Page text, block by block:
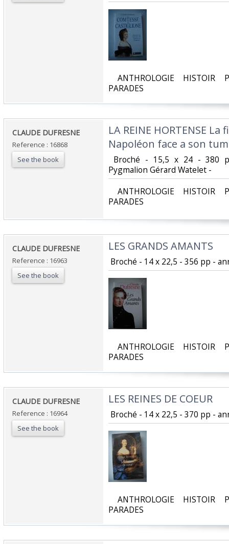
ANTHROLOGIE HISTOIR
PARADES‎
‎CLAUDE DUFRESNE ‎
Reference : 16868
See the book
‎LA REINE HORTENSE
Napoléon face a son
Broché - 15,5 x 24 - 380
Pygmalion Gérard Watelet - ‎
ANTHROLOGIE HISTOIR
PARADES‎
‎CLAUDE DUFRESNE‎
Reference : 16963
See the book
‎LES GRANDS AMANTS ‎
Broché - 14 x 22,5 - 356 pp -
ANTHROLOGIE HISTOIR
PARADES‎
‎CLAUDE DUFRESNE‎
Reference : 16964
See the book
‎LES REINES DE COEUR ‎
Broché - 14 x 22,5 - 370 pp -
ANTHROLOGIE HISTOIR
PARADES‎